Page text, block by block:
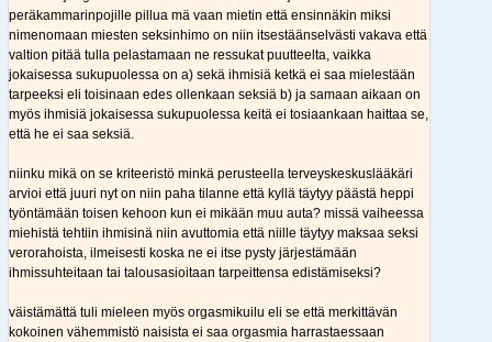
peräkammarinpojille pillua mä vaan mietin että ensinnäkin miksi
nimenomaan miesten seksinhimo on niin itsestäänselvästi vakava että
valtion pitää tulla pelastamaan ne ressukat puutteelta, vaikka
jokaisessa sukupuolessa on a) sekä ihmisiä ketkä ei saa mielestään
tarpeeksi eli toisinaan edes ollenkaan seksiä b) ja samaan aikaan on
myös ihmisiä jokaisessa sukupuolessa keitä ei tosiaankaan haittaa se,
että he ei saa seksiä.
niinku mikä on se kriteeristö minkä perusteella terveyskeskuslääkäri
arvioi että juuri nyt on niin paha tilanne että kyllä täytyy päästä heppi
työntämään toisen kehoon kun ei mikään muu auta? missä vaiheessa
miehistä tehtiin ihmisinä niin avuttomia että niille täytyy maksaa seksi
verorahoista, ilmeisesti koska ne ei itse pysty järjestämään
ihmissuhteitaan tai talousasioitaan tarpeittensa edistämiseksi?
väistämättä tuli mieleen myös orgasmikuilu eli se että merkittävän
kokoinen vähemmistö naisista ei saa orgasmia harrastaessaan